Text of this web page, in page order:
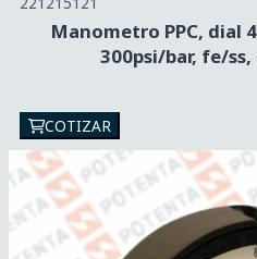
Manometro PPC, dial
300psi/bar, fe/
COTIZAR